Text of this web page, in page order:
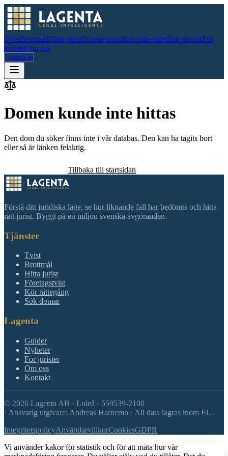
TvistBrottmålHitta juristFöretagstvistKör rättegångSök domarFör
juristerOm oss
Logga in
Domen kunde inte hittas
Den dom du söker finns inte i vår databas. Den kan ha tagits bort
eller så är länken felaktig.
Tillbaka till startsidan
Förstå ditt juridiska läge, se hur liknande fall har bedömts och hitta
rätt jurist. Byggt på en miljon svenska avgöranden.
Tjänster
Tvist
Brottmål
Hitta jurist
Företagstvist
Kör rättegång
Sök domar
Lagenta
Guider
Nyheter
För jurister
Om oss
Kontakt
© 2026 Lagenta AB · Luleå · 559539-2100
· Ansvarig utgivare: Andreas Harnemo · All data lagras inom EU.
IntegritetspolicyAnvändarvillkorCookiesGDPR
Vi använder kakor för statistik och för att mäta hur vår